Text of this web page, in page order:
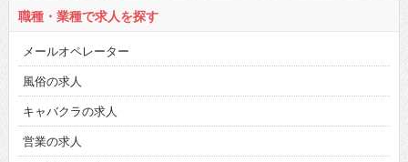
職種・業種で求人を探す
メールオペレーター
風俗の求人
キャバクラの求人
営業の求人